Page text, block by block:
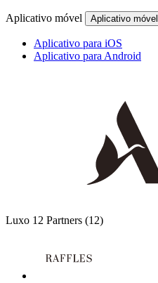
Aplicativo móvel Aplicativo móvel
Aplicativo para iOS
Aplicativo para Android
Luxo 12 Partners (12)